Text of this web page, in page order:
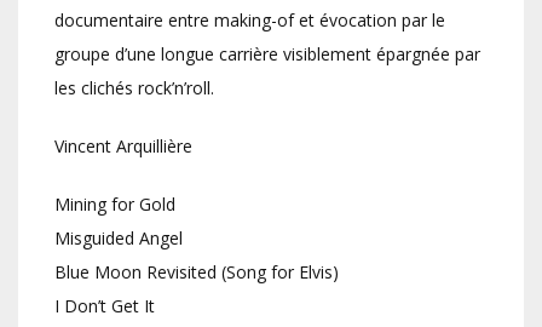
documentaire entre making-of et évocation par le
groupe d’une longue carrière visiblement épargnée par
les clichés rock’n’roll.
Vincent Arquillière
Mining for Gold
Misguided Angel
Blue Moon Revisited (Song for Elvis)
I Don’t Get It